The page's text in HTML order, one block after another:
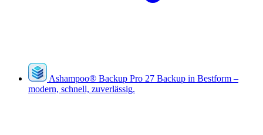
Ashampoo® Backup Pro 27 Backup in Bestform –
modern, schnell, zuverlässig.